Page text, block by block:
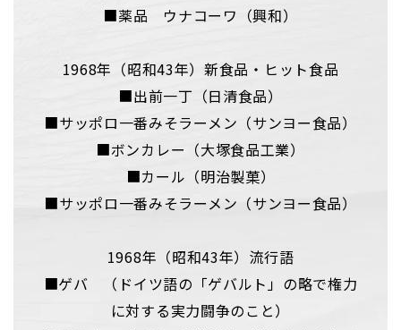
■薬品 ウナコーワ（興和）
1968年（昭和43年）新食品・ヒット食品
■出前一丁（日清食品）
■サッポロ一番みそラーメン（サンヨー食品）
■ボンカレー（大塚食品工業）
■カール（明治製菓）
■サッポロ一番みそラーメン（サンヨー食品）
1968年（昭和43年）流行語
■ゲバ （ドイツ語の「ゲバルト」の略で権力
に対する実力闘争のこと）